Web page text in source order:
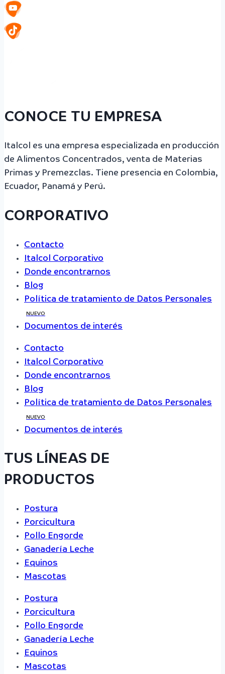
CONOCE TU EMPRESA
Italcol es una empresa especializada en producción
de Alimentos Concentrados, venta de Materias
Primas y Premezclas. Tiene presencia en Colombia,
Ecuador, Panamá y Perú.
CORPORATIVO
Contacto
Italcol Corporativo
Donde encontrarnos
Blog
Política de tratamiento de Datos Personales
NUEVO
Documentos de interés
Contacto
Italcol Corporativo
Donde encontrarnos
Blog
Política de tratamiento de Datos Personales
NUEVO
Documentos de interés
TUS LÍNEAS DE
PRODUCTOS
Postura
Porcicultura
Pollo Engorde
Ganadería Leche
Equinos
Mascotas
Postura
Porcicultura
Pollo Engorde
Ganadería Leche
Equinos
Mascotas